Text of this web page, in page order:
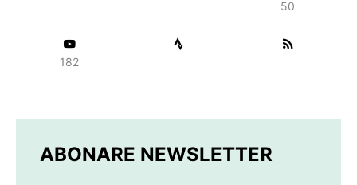
50
182
ABONARE NEWSLETTER